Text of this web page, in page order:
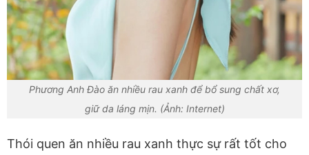
Phương Anh Đào ăn nhiều rau xanh để bổ sung chất xơ,
giữ da láng mịn. (Ảnh: Internet)
Thói quen ăn nhiều rau xanh thực sự rất tốt cho